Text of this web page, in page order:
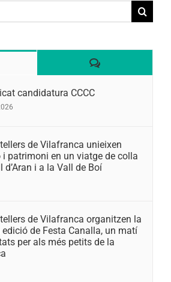
Comentaris
candidatura CCCC
de Vilafranca unieixen
patrimoni en un viatge de colla
d’Aran i a la Vall de Boí
de Vilafranca organitzen la
de Festa Canalla, un matí
per als més petits de la